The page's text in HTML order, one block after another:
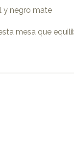
y negro mate
mesa que